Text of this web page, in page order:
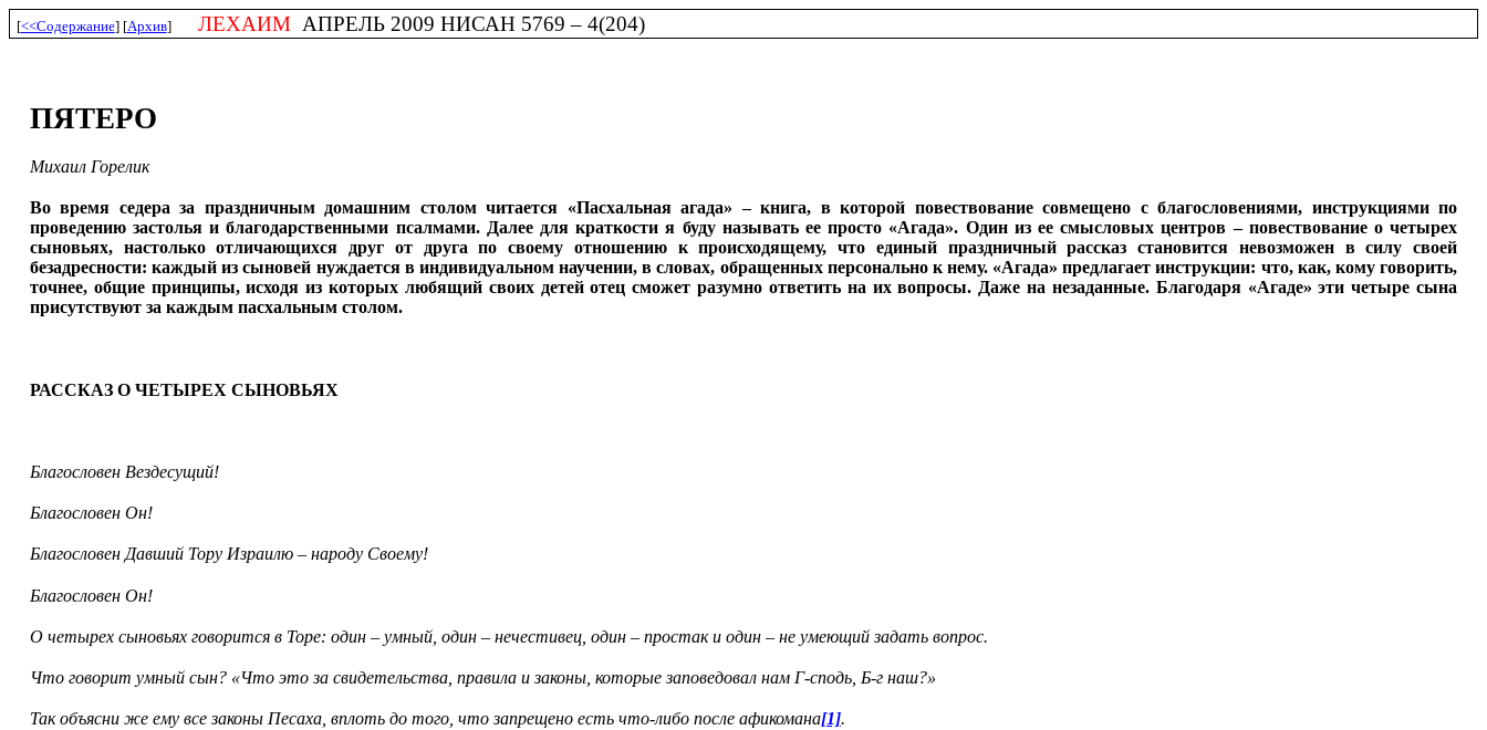
[<<Содержание] [Архив] ЛЕХАИМАПРЕЛЬ 2009 НИСАН 5769 – 4(204)
ПЯТЕРО
Михаил Горелик
Во время седера за праздничным домашним столом читается «Пасхальная агада» – книга, в которой повествование совмещено с благословениями, инструкциями по
проведению застолья и благодарственными псалмами. Далее для краткости я буду называть ее просто «Агада». Один из ее смысловых центров – повествование о четырех
сыновьях, настолько отличающихся друг от друга по своему отношению к происходящему, что единый праздничный рассказ становится невозможен в силу своей
безадресности: каждый из сыновей нуждается в индивидуальном научении, в словах, обращенных персонально к нему. «Агада» предлагает инструкции: что, как, кому говорить,
точнее, общие принципы, исходя из которых любящий своих детей отец сможет разумно ответить на их вопросы. Даже на незаданные. Благодаря «Агаде» эти четыре сына
присутствуют за каждым пасхальным столом.
РАССКАЗ О ЧЕТЫРЕХ СЫНОВЬЯХ
Благословен Вездесущий!
Благословен Он!
Благословен Давший Тору Израилю – народу Своему!
Благословен Он!
О четырех сыновьях говорится в Торе: один – умный, один – нечестивец, один – простак и один – не умеющий задать вопрос.
Что говорит умный сын? «Что это за свидетельства, правила и законы, которые заповедовал нам Г-сподь, Б-г наш?»
Так объясни же ему все законы Песаха, вплоть до того, что запрещено есть что-либо после афикомана[1].